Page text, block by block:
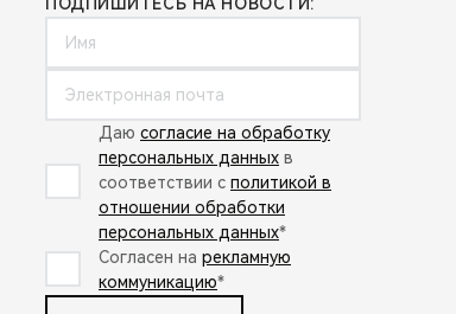
Даю согласие на обработку
персональных данных в
соответствии с политикой в
отношении обработки
персональных данных*
Согласен на рекламную
коммуникацию*